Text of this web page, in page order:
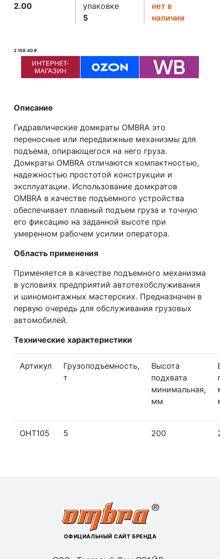
2.00
упаковке
5
нет в
наличии
2 159.40 ₽
Описание
Гидравлические домкраты OMBRA это
переносные или передвижные механизмы для
подъема, опирающегося на него груза.
Домкраты OMBRA отличаются компактностью,
надежностью простотой конструкции и
эксплуатации. Использование домкратов
OMBRA в качестве подъемного устройства
обеспечивает плавный подъем груза и точную
его фиксацию на заданной высоте при
умеренном рабочем усилии оператора.
Область применения
Применяется в качестве подъемного механизма
в условиях предприятий автотехобслуживания
и шиномонтажных мастерских. Предназначен в
первую очередь для обслуживания грузовых
автомобилей.
Технические характеристики
Артикул
Грузоподъемность,
т
Высота
подхвата
минимальная,
мм
ОНТ105 5 200
ОФИЦИАЛЬНЫЙ САЙТ БРЕНДА